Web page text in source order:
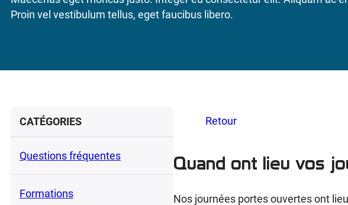
Proin vel vestibulum tellus, eget faucibus libero.
CATÉGORIES
Questions fréquentes
Formations
Retour
Quand ont lieu vos
Nos journées portes ouvertes ont